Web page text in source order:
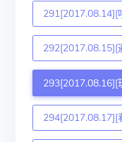
291[2017.08.14][
292[2017.08.15][
293[2017.08.16][
294[2017.08.17][